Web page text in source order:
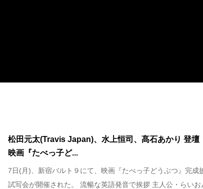
松田元太(Travis Japan)、水上恒司、髙石あかり 登
映画『たべっ⼦ど...
7⽇(⽉)、新宿バルト９にて、映画『たべっ⼦どうぶつ』完成
試写会が開催された。 流暢な英語発⾳で挨拶 主⼈公・らいお